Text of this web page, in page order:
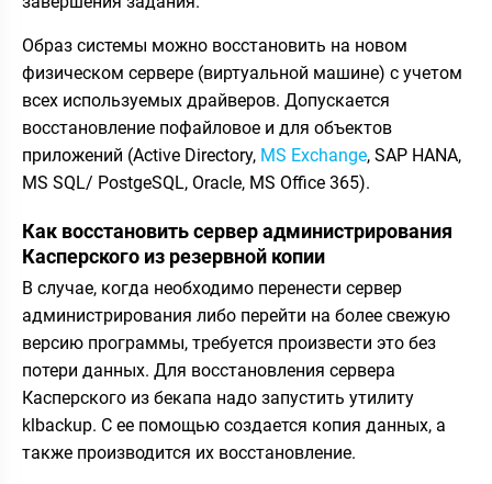
Образ системы можно восстановить на новом
физическом сервере (виртуальной машине) с учетом
всех используемых драйверов. Допускается
восстановление пофайловое и для объектов
приложений (Active Directory, MS Exchange, SAP HANA,
MS SQL/ PostgeSQL, Oracle, MS Office 365).
Как восстановить сервер администрирования
Касперского из резервной копии
В случае, когда необходимо перенести сервер
администрирования либо перейти на более свежую
версию программы, требуется произвести это без
потери данных. Для восстановления сервера
Касперского из бекапа надо запустить утилиту
klbackup. C ее помощью создается копия данных, а
также производится их восстановление.